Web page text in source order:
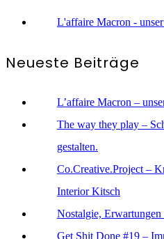
L'affaire Macron -
Neueste Beiträge
L’affaire Macron –
The way they play –
gestalten.
Co.Creative.Project –
Interior Kitsch
Nostalgie,
Get Shit Done #19 –